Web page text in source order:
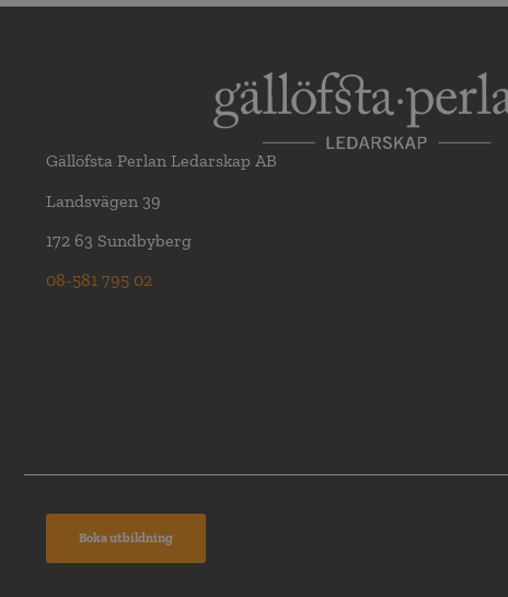
Gällöfsta Perlan Ledarskap AB
Landsvägen 39
172 63 Sundbyberg
08-581 795 02
Boka utbildning